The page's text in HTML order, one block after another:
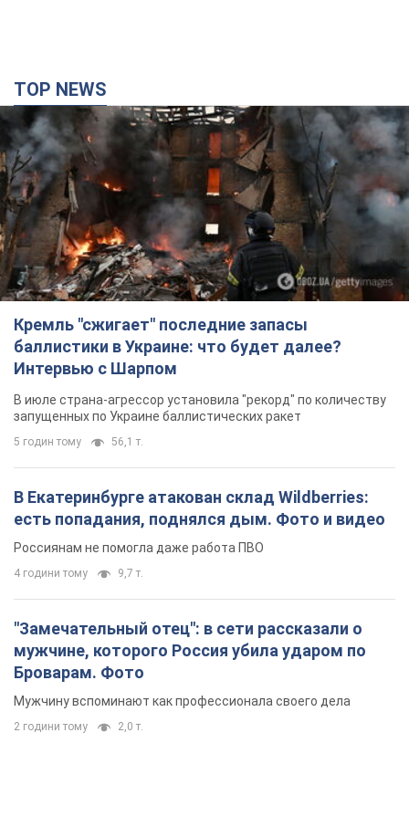
запущенных по Украине баллистических ракет
5 годин тому 56,1 т.
В Екатеринбурге атакован склад Wildberries:
есть попадания, поднялся дым. Фото и видео
Россиянам не помогла даже работа ПВО
4 години тому 9,7 т.
"Замечательный отец": в сети рассказали о
мужчине, которого Россия убила ударом по
Броварам. Фото
Мужчину вспоминают как профессионала своего дела
2 години тому 2,0 т.